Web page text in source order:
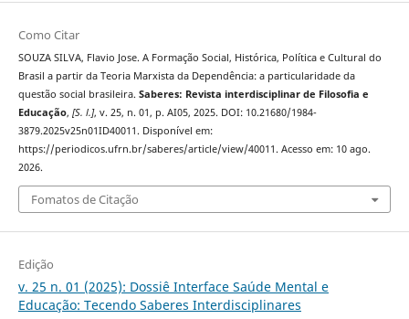
Como Citar
SOUZA SILVA, Flavio Jose. A Formação Social, Histórica, Política e Cultural do
Brasil a partir da Teoria Marxista da Dependência: a particularidade da
questão social brasileira. Saberes: Revista interdisciplinar de Filosofia e
Educação, [S. l.], v. 25, n. 01, p. AI05, 2025. DOI: 10.21680/1984-
3879.2025v25n01ID40011. Disponível em:
https://periodicos.ufrn.br/saberes/article/view/40011. Acesso em: 10 ago.
2026.
Fomatos de Citação
Edição
v. 25 n. 01 (2025): Dossiê Interface Saúde Mental e
Educação: Tecendo Saberes Interdisciplinares